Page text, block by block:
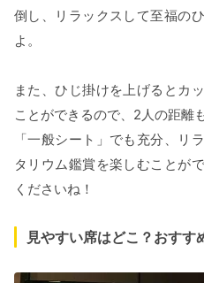
倒し、リラックスして至福の
よ。
また、ひじ掛けを上げるとカ
ことができるので、2人の距離
「一般シート」でも充分、リ
タリウム鑑賞を楽しむことが
くださいね！
見やすい席はどこ？おすす